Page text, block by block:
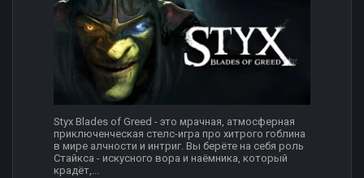
Styx Blades of Greed - это мрачная, атмосферная
приключенческая стелс-игра про хитрого гоблина
в мире алчности и интриг. Вы берёте на себя роль
Стайкса - искусного вора и наёмника, который
крадёт,...